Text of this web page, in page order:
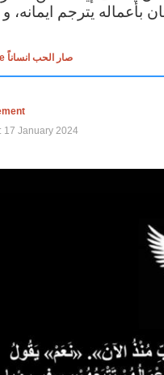
بأعماله يترجم ايمانه، و
Read More صار الحب انساناً
17 January 2024